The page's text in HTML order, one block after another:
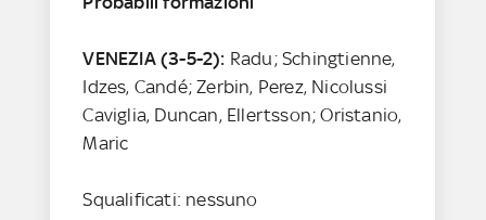
VENEZIA (3-5-2): Radu; Schingtienne,
Idzes, Candé; Zerbin, Perez, Nicolussi
Caviglia, Duncan, Ellertsson; Oristanio,
Maric
Squalificati: nessuno